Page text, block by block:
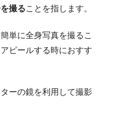
撮ることを指します。
単に全身写真を撮るこ
ピールする時におすす
ーの鏡を利用して撮影